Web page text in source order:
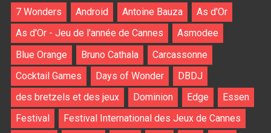
7 Wonders Android Antoine Bauza
As d'Or
As d'Or - Jeu de l'année de Cannes
Asmodee
Blue Orange
Bruno Cathala
Carcassonne
Cocktail Games
Days of Wonder
DBDJ
des bretzels et des jeux
Dominion Edge
Essen
Festival
Festival International des Jeux de Cannes